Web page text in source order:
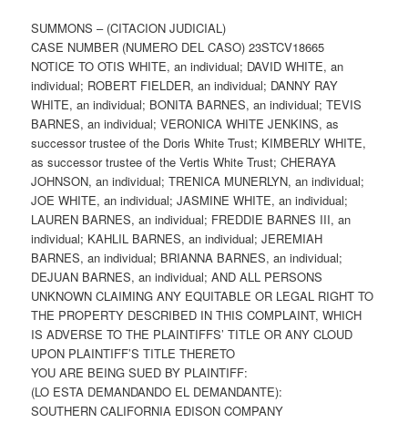
SUMMONS – (CITACION JUDICIAL)
CASE NUMBER (NUMERO DEL CASO) 23STCV18665
NOTICE TO OTIS WHITE, an individual; DAVID WHITE, an
individual; ROBERT FIELDER, an individual; DANNY RAY
WHITE, an individual; BONITA BARNES, an individual; TEVIS
BARNES, an individual; VERONICA WHITE JENKINS, as
successor trustee of the Doris White Trust; KIMBERLY WHITE,
as successor trustee of the Vertis White Trust; CHERAYA
JOHNSON, an individual; TRENICA MUNERLYN, an individual;
JOE WHITE, an individual; JASMINE WHITE, an individual;
LAUREN BARNES, an individual; FREDDIE BARNES III, an
individual; KAHLIL BARNES, an individual; JEREMIAH
BARNES, an individual; BRIANNA BARNES, an individual;
DEJUAN BARNES, an individual; AND ALL PERSONS
UNKNOWN CLAIMING ANY EQUITABLE OR LEGAL RIGHT TO
THE PROPERTY DESCRIBED IN THIS COMPLAINT, WHICH
IS ADVERSE TO THE PLAINTIFFS’ TITLE OR ANY CLOUD
UPON PLAINTIFF’S TITLE THERETO
YOU ARE BEING SUED BY PLAINTIFF:
(LO ESTA DEMANDANDO EL DEMANDANTE):
SOUTHERN CALIFORNIA EDISON COMPANY